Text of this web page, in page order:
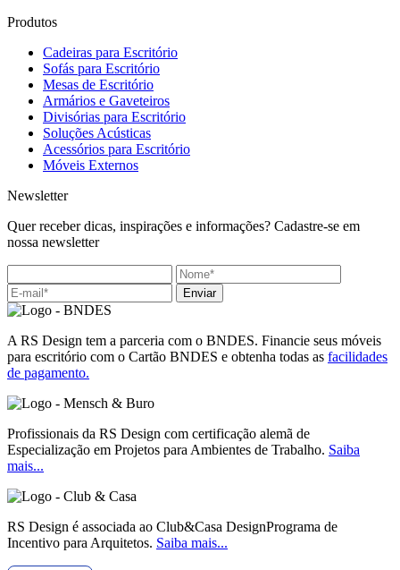
Produtos
Cadeiras para Escritório
Sofás para Escritório
Mesas de Escritório
Armários e Gaveteiros
Divisórias para Escritório
Soluções Acústicas
Acessórios para Escritório
Móveis Externos
Newsletter
Quer receber dicas, inspirações e informações? Cadastre-se em
nossa newsletter
Enviar
A RS Design tem a parceria com o BNDES. Financie seus móveis
para escritório com o Cartão BNDES e obtenha todas as facilidades
de pagamento.
Profissionais da RS Design com certificação alemã de
Especialização em Projetos para Ambientes de Trabalho. Saiba
mais...
RS Design é associada ao Club&Casa DesignPrograma de
Incentivo para Arquitetos. Saiba mais...